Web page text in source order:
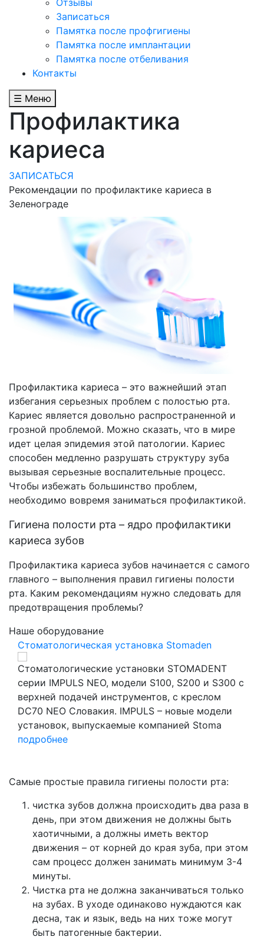
Отзывы
Записаться
Памятка после профгигиены
Памятка после имплантации
Памятка после отбеливания
Контакты
☰ Меню
Профилактика
кариеса
ЗАПИСАТЬСЯ
Рекомендации по профилактике кариеса в
Зеленограде
Профилактика кариеса – это важнейший этап
избегания серьезных проблем с полостью рта.
Кариес является довольно распространенной и
грозной проблемой. Можно сказать, что в мире
идет целая эпидемия этой патологии. Кариес
способен медленно разрушать структуру зуба
вызывая серьезные воспалительные процесс.
Чтобы избежать большинство проблем,
необходимо вовремя заниматься профилактикой.
Гигиена полости рта – ядро профилактики
кариеса зубов
Профилактика кариеса зубов начинается с самого
главного – выполнения правил гигиены полости
рта. Каким рекомендациям нужно следовать для
предотвращения проблемы?
Наше оборудование
Stomaden
STOMADENT
S100, S200 и S300 с
с креслом
– новые модели
компанией Stoma
Стоматологический
Стоматологические
создания компьютерных
(цифровых слепков)
целью создания точных
мягких тканей с
Самые простые правила гигиены полости рта:
чистка зубов должна происходить два раза в
день, при этом движения не должны быть
хаотичными, а должны иметь вектор
движения – от корней до края зуба, при этом
сам процесс должен занимать минимум 3-4
минуты.
Чистка рта не должна заканчиваться только
на зубах. В уходе одинаково нуждаются как
десна, так и язык, ведь на них тоже могут
быть патогенные бактерии.